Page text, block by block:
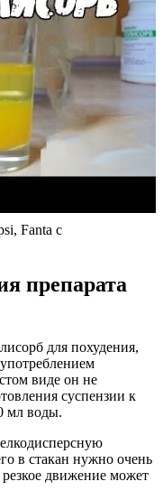
Fanta с
препарата
для похудения,
виде он не
суспензии к
мл воды.
в стакан нужно очень
резкое движение может